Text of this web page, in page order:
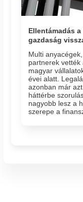
Ellentámadás
gazdaság
Multi
partnerek vették
magyar
évei alatt.
azonban már
háttérbe
nagyobb lesz a
szerepe a